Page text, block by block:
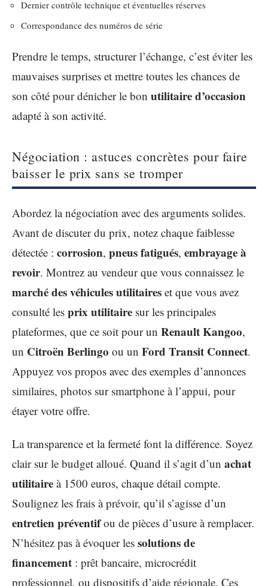
Dernier contrôle technique et éventuelles réserves
Correspondance des numéros de série
Prendre le temps, structurer l’échange, c’est éviter les
mauvaises surprises et mettre toutes les chances de
son côté pour dénicher le bon utilitaire d’occasion
adapté à son activité.
Négociation : astuces concrètes pour faire
baisser le prix sans se tromper
Abordez la négociation avec des arguments solides.
Avant de discuter du prix, notez chaque faiblesse
détectée : corrosion, pneus fatigués, embrayage à
revoir. Montrez au vendeur que vous connaissez le
marché des véhicules utilitaires et que vous avez
consulté les prix utilitaire sur les principales
plateformes, que ce soit pour un Renault Kangoo,
un Citroën Berlingo ou un Ford Transit Connect.
Appuyez vos propos avec des exemples d’annonces
similaires, photos sur smartphone à l’appui, pour
étayer votre offre.
La transparence et la fermeté font la différence. Soyez
clair sur le budget alloué. Quand il s’agit d’un achat
utilitaire à 1500 euros, chaque détail compte.
Soulignez les frais à prévoir, qu’il s’agisse d’un
entretien préventifou de pièces d’usure à remplacer.
N’hésitez pas à évoquer les solutions de
financement : prêt bancaire, microcrédit
professionnel, ou dispositifs d’aide régionale. Ces